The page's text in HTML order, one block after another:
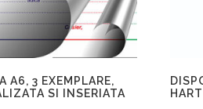
A6, 3 EXEMPLARE,
SI INSERIATA